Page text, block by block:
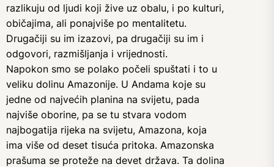
razlikuju od ljudi koji žive uz obalu, i po kulturi,
običajima, ali ponajviše po mentalitetu.
Drugačiji su im izazovi, pa drugačiji su im i
odgovori, razmišljanja i vrijednosti.
Napokon smo se polako počeli spuštati i to u
veliku dolinu Amazonije. U Andama koje su
jedne od najvećih planina na svijetu, pada
najviše oborine, pa se tu stvara vodom
najbogatija rijeka na svijetu, Amazona, koja
ima više od deset tisuća pritoka. Amazonska
prašuma se proteže na devet država. Ta dolina